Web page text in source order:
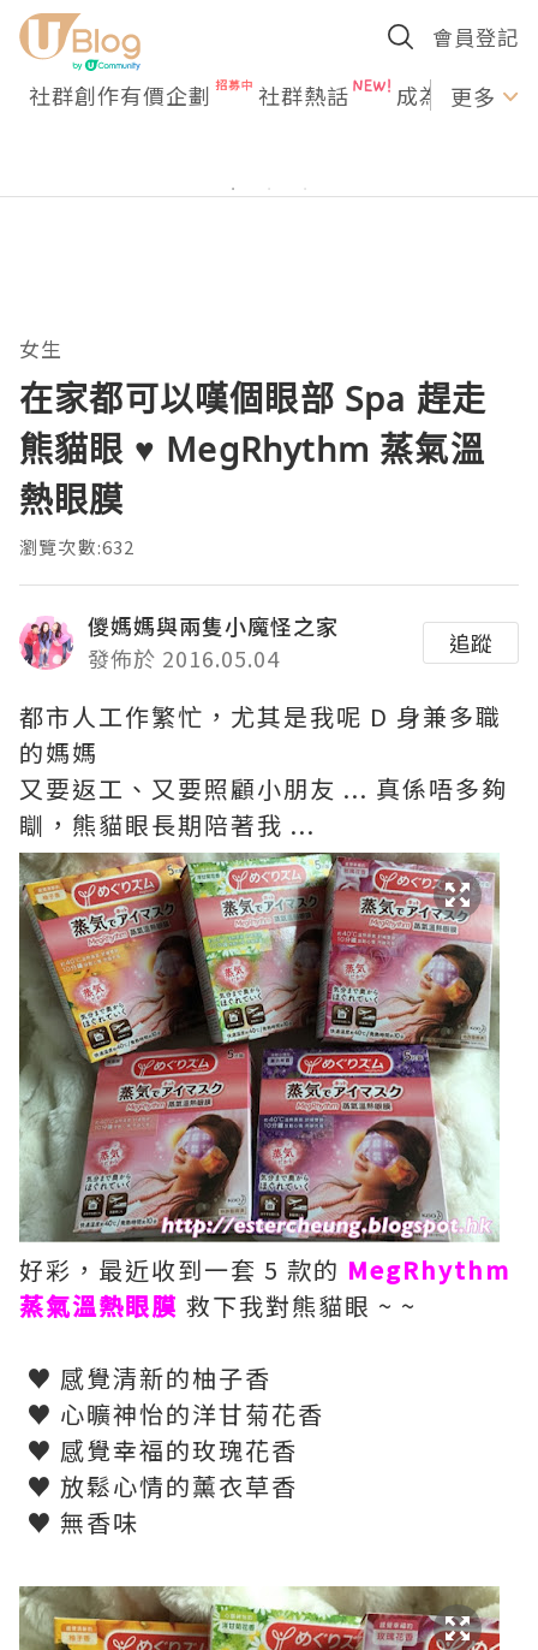
會員登記
社群創作有價企劃 社群熱話 成為U更多
女生
在家都可以嘆個眼部 Spa 趕走
熊貓眼 ♥ MegRhythm 蒸氣溫
熱眼膜
瀏覽次數:632
儍媽媽與兩隻小魔怪之家
發佈於 2016.05.04
追蹤
都市人工作繁忙，尤其是我呢 D 身兼多職
的媽媽
又要返工、又要照顧小朋友 ... 真係唔多夠
瞓，熊貓眼長期陪著我 ...
好彩，最近收到一套 5 款的 MegRhythm
蒸氣溫熱眼膜 救下我對熊貓眼 ~ ~
♥ 感覺清新的柚子香
♥ 心曠神怡的洋甘菊花香
♥ 感覺幸福的玫瑰花香
♥ 放鬆心情的薰衣草香
♥ 無香味